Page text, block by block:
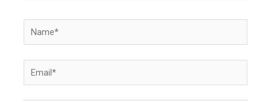
Name*
Email*